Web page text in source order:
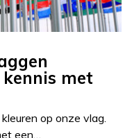
met
op onze vlag.
een…